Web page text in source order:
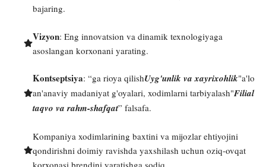
bajaring.
Vizyon: Eng innovatsion va dinamik texnologiyaga
asoslangan korxonani yarating.
Kontseptsiya: “ga rioya qilishUyg'unlik va xayrixohlik"a'lo
an'anaviy madaniyat g'oyalari, xodimlarni tarbiyalash"Filial
taqvo va rahm-shafqat” falsafa.
Kompaniya xodimlarining baxtini va mijozlar ehtiyojini
qondirishni doimiy ravishda yaxshilash uchun oziq-ovqat
korxonasi brendini yaratishga sodiq.